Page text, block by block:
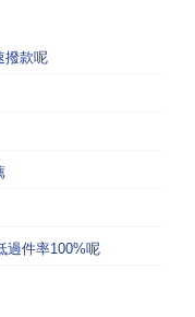
撥款呢
過件率100%呢